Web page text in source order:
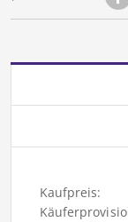
Kaufpreis: